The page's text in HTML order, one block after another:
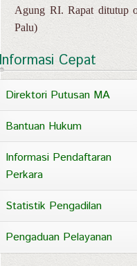
Agung RI. Rapat ditutup
Palu)
Cepat
Direktori Putusan MA
Bantuan Hukum
Informasi Pendaftaran
Perkara
Statistik Pengadilan
Pengaduan Pelayanan